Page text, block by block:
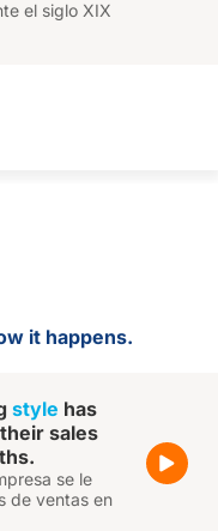
el siglo XIX
it happens.
style has
sales
se le
de ventas en